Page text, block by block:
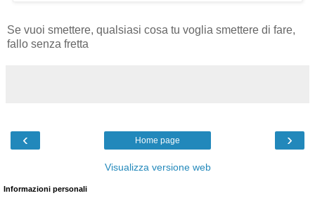
Se vuoi smettere, qualsiasi cosa tu voglia smettere di fare,
fallo senza fretta
‹ ›
Home page
Visualizza versione web
Informazioni personali